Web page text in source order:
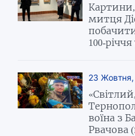
митця
100-
23
воїна з
Рвачова